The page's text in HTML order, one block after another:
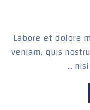
Labore et dolore
veniam, quis